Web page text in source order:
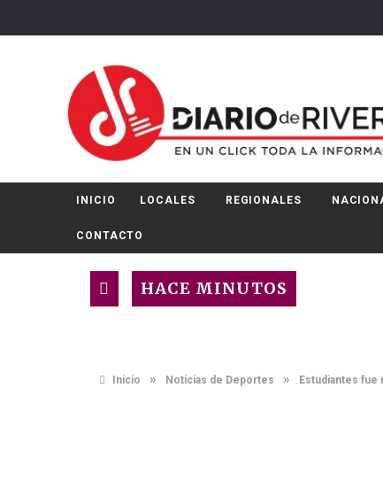
INICIO LOCALES REGIONALES
CONTACTO
HACE MINUTOS
Inicio » Noticias de Deportes » Estudiantes fue